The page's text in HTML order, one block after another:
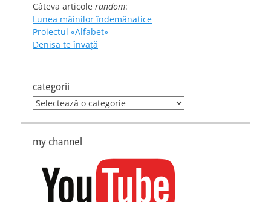
Câteva articole random:
Lunea mâinilor îndemânatice
Proiectul «Alfabet»
Denisa te învaţă
categorii
categorii
my channel